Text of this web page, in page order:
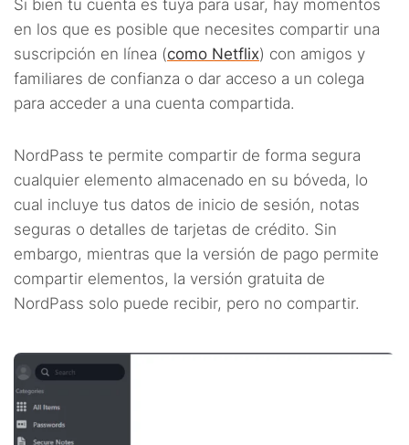
Si bien tu cuenta es tuya para usar, hay momentos
en los que es posible que necesites compartir una
suscripción en línea (como Netflix) con amigos y
familiares de confianza o dar acceso a un colega
para acceder a una cuenta compartida.
NordPass te permite compartir de forma segura
cualquier elemento almacenado en su bóveda, lo
cual incluye tus datos de inicio de sesión, notas
seguras o detalles de tarjetas de crédito. Sin
embargo, mientras que la versión de pago permite
compartir elementos, la versión gratuita de
NordPass solo puede recibir, pero no compartir.